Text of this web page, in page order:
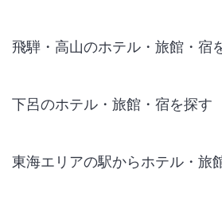
飛騨・高山のホテル・旅館・宿
下呂のホテル・旅館・宿を探す
東海エリアの駅からホテル・旅